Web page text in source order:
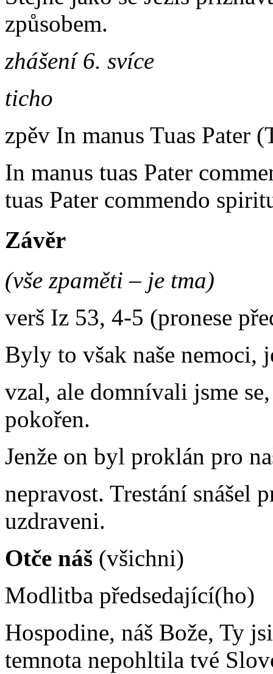
způsobem.
zhášení 6. svíce
ticho
zpěv In manus Tuas Pater
In manus tuas Pater
tuas Pater commendo
Závěr
(vše zpaměti – je tma)
verš Iz 53, 4-5 (pronese
Byly to však naše nemoci,
vzal, ale domnívali jsme
pokořen.
Jenže on byl proklán pro
nepravost. Trestání snášel
uzdraveni.
Otče náš (všichni)
Modlitba předsedající(ho)
Hospodine, náš Bože, Ty
temnota nepohltila tvé